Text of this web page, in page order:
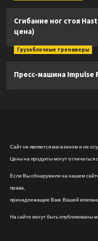
Сгибание ног стоя
цена)
Грузоблочные тренажеры
Пресс-машина Impulse
Сайт не является магазином и не
Цены на продукты могут отличаться
Если Вы обнаружили на нашем
права,
принадлежащие Вам, Вашей
На сайте могут быть опубликованы